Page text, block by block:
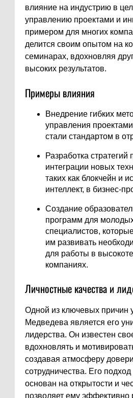
влияние на индустрию в
управлению проектами и
примером для многих
делится своим опытом на
семинарах, вдохновляя
высоких результатов.
Примеры влияния
Внедрение гибких
управления
стали стандартом в
Разработка стратегий
интеграции новых
таких как блокчейн и
интеллект, в бизнес-
Создание
программ для
специалистов,
им развивать
для работы в
компаниях.
Личностные качества и
Одной из ключевых причин
Медведева является его
лидерства. Он известен
вдохновлять и
создавая атмосферу
сотрудничества. Его
основан на открытости и
позволяет ему